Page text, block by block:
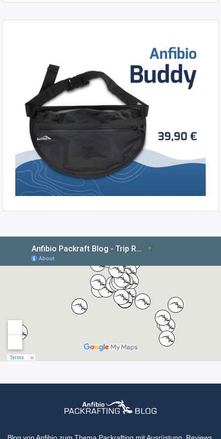
Blog von Anfibio zum Thema Packrafting mit Ausrüstung, Reviews,